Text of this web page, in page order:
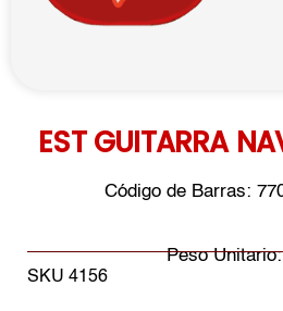
EST GUITARRA
Código de Barras:
Peso
SKU 4156